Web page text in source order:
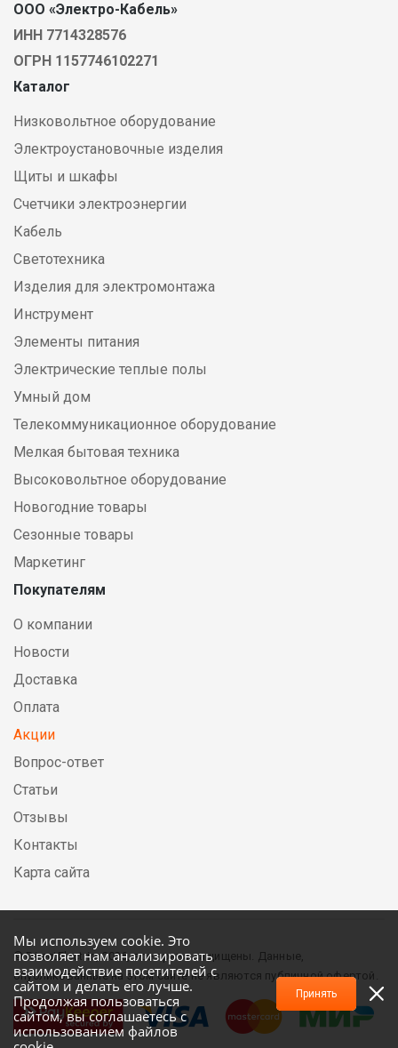
Мы используем cookie. Это
позволяет нам анализировать
взаимодействие посетителей с
сайтом и делать его лучше.
Продолжая пользоваться
сайтом, вы соглашаетесь с
использованием файлов
Принять
ООО «Электро-Кабель»
ИНН 7714328576
ОГРН 1157746102271
Каталог
Низковольтное оборудование
Электроустановочные изделия
Щиты и шкафы
Счетчики электроэнергии
Кабель
Светотехника
Изделия для электромонтажа
Инструмент
Элементы питания
Электрические теплые полы
Умный дом
Телекоммуникационное оборудование
Мелкая бытовая техника
Высоковольтное оборудование
Новогодние товары
Сезонные товары
Маркетинг
Покупателям
О компании
Новости
Доставка
Оплата
Акции
Вопрос-ответ
Статьи
Отзывы
Контакты
Карта сайта
© DirectElectric, 2026, все права защищены. Данные,
опубликованные на этом сайте не являются публичной офертой.